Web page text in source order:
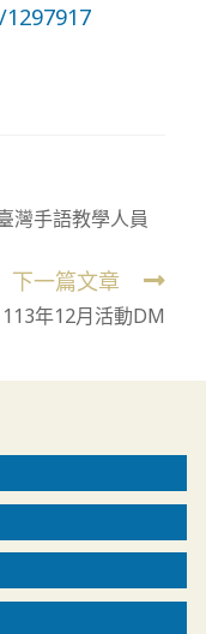
灣手語教學人員
下一篇文章
113年12月活動DM